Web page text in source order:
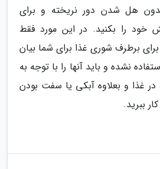
هل شدن دور نریخته و برای
خود را بکنید. در این مورد فقط
برطرف شوری غذا برای شما بیان
نشده و باید آنها را با توجه به
در غذا و بعلاوه آبکی یا سفت بودن
ببرید.